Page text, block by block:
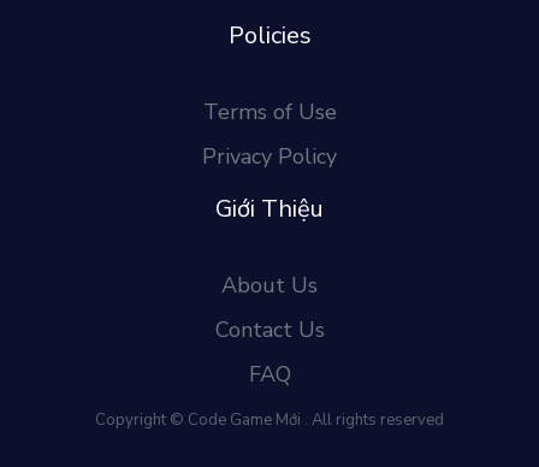
Policies
Terms of Use
Privacy Policy
Giới Thiệu
About Us
Contact Us
FAQ
Copyright © Code Game Mới . All rights reserved